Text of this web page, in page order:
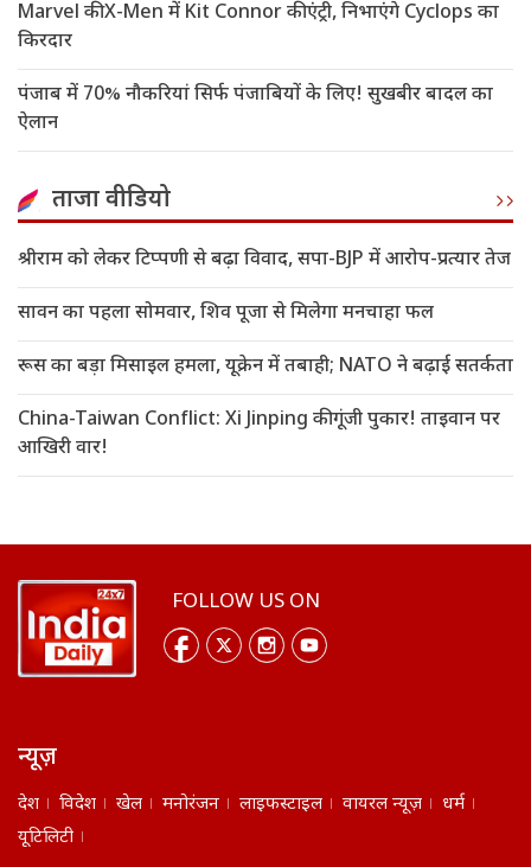
Marvel की X-Men में Kit Connor की एंट्री, निभाएंगे Cyclops का
किरदार
पंजाब में 70% नौकरियां सिर्फ पंजाबियों के लिए! सुखबीर बादल का
ऐलान
ताजा वीडियो
श्रीराम को लेकर टिप्पणी से बढ़ा विवाद, सपा-BJP में आरोप-प्रत्यार तेज
सावन का पहला सोमवार, शिव पूजा से मिलेगा मनचाहा फल
रूस का बड़ा मिसाइल हमला, यूक्रेन में तबाही; NATO ने बढ़ाई सतर्कता
China-Taiwan Conflict: Xi Jinping की गूंजी पुकार! ताइवान पर
आखिरी वार!
FOLLOW US ON
न्यूज़
देश विदेश खेल मनोरंजन लाइफस्टाइल वायरल न्यूज़
धर्म
यूटिलिटी